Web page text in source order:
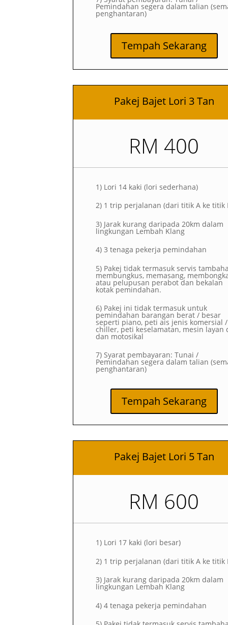
Pemindahan segera dalam talian
penghantaran)
Tempah Sekarang
Pakej Bajet Lori 3 Tan
RM 400
1) Lori 14 kaki (lori sederhana)
2) 1 trip perjalanan (dari titik A ke titik
3) Jarak kurang daripada 20km dalam
lingkungan Lembah Klang
4) 3 tenaga pekerja pemindahan
5) Pakej tidak termasuk servis
membungkus, memasang,
atau pelupusan perabot dan bekalan
kotak pemindahan.
6) Pakej ini tidak termasuk untuk
pemindahan barangan berat / besar
seperti piano, peti ais jenis komersial /
chiller, peti keselamatan, mesin layan
dan motosikal
7) Syarat pembayaran: Tunai /
Pemindahan segera dalam talian
penghantaran)
Tempah Sekarang
Pakej Bajet Lori 5 Tan
RM 600
1) Lori 17 kaki (lori besar)
2) 1 trip perjalanan (dari titik A ke titik
3) Jarak kurang daripada 20km dalam
lingkungan Lembah Klang
4) 4 tenaga pekerja pemindahan